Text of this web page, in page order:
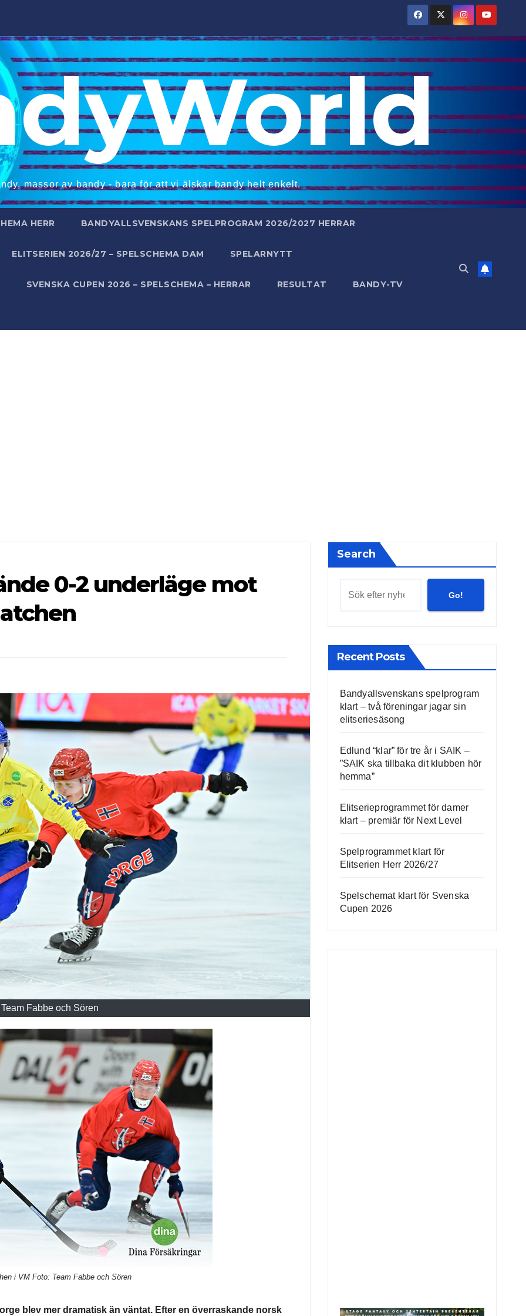
massor av bandy - bara för att vi älskar bandy helt enkelt.
HERR BANDYALLSVENSKANS SPELPROGRAM 2026/2027 HERRAR
ELITSERIEN 2026/27 – SPELSCHEMA DAM SPELARNYTT
SVENSKA CUPEN 2026 – SPELSCHEMA – HERRAR RESULTAT BANDY-TV
0-2 underläge mot
Fabbe och Sören
i VM Foto: Team Fabbe och Sören
blev mer dramatisk än väntat. Efter en överraskande norsk
Search
Go!
Recent Posts
Bandyallsvenskans spelprogram
klart – två föreningar jagar sin
elitseriesäsong
Edlund “klar” för tre år i SAIK –
”SAIK ska tillbaka dit klubben hör
hemma”
Elitserieprogrammet för damer
klart – premiär för Next Level
Spelprogrammet klart för
Elitserien Herr 2026/27
Spelschemat klart för Svenska
Cupen 2026